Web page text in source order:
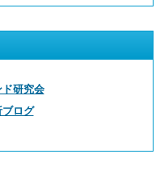
研究会
ログ